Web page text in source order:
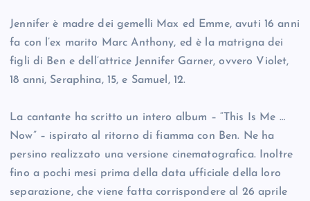
Jennifer è madre dei gemelli Max ed Emme, avuti 16 anni
fa con l’ex marito Marc Anthony, ed è la matrigna dei
figli di Ben e dell’attrice Jennifer Garner, ovvero Violet,
18 anni, Seraphina, 15, e Samuel, 12.
La cantante ha scritto un intero album – “This Is Me …
Now” – ispirato al ritorno di fiamma con Ben. Ne ha
persino realizzato una versione cinematografica. Inoltre
fino a pochi mesi prima della data ufficiale della loro
separazione, che viene fatta corrispondere al 26 aprile